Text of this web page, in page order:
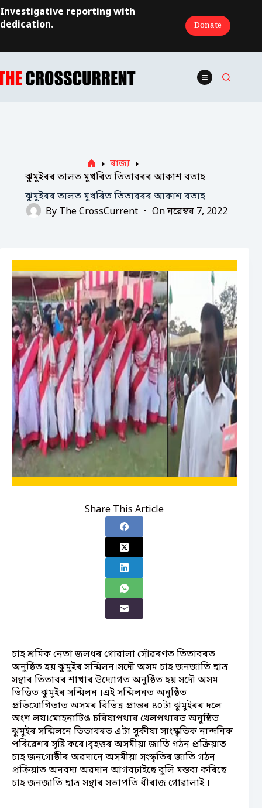
Skip
to
content
Investigative reporting with
dedication.
Donate
Home
ৰাজ্য
ঝুমুইৰৰ তালত মুখৰিত তিতাবৰৰ আকাশ বতাহ
ঝুমুইৰৰ তালত মুখৰিত তিতাবৰৰ আকাশ বতাহ
By The CrossCurrent On নৱেম্বৰ 7, 2022
Share This Article
চাহ শ্ৰমিক নেতা জলধৰ গোৱালা সোঁৱৰণত তিতাবৰত
অনুষ্ঠিত হয় ঝুমুইৰ সন্মিলন।সদৌ অসম চাহ জনজাতি ছাত্ৰ
সন্থাৰ তিতাবৰ শাখাৰ উদ্যোগত অনুষ্ঠিত হয় সদৌ অসম
ভিত্তিত ঝুমুইৰ সন্মিলন ।এই সন্মিলনত অনুষ্ঠিত
প্ৰতিযোগিতাত অসমৰ বিভিন্ন প্ৰান্তৰ ৪০টা ঝুমুইৰৰ দলে
অংশ লয়।মোহনাটিঙ চৰিয়াপথাৰ খেলপথাৰত অনুষ্ঠিত
ঝুমুইৰ সন্মিলনে তিতাবৰত এটা সুকীয়া সাংস্কৃতিক নান্দনিক
পৰিৱেশৰ সৃষ্টি কৰে।বৃহত্তৰ অসমীয়া জাতি গঠন প্ৰক্ৰিয়াত
চাহ জনগোষ্ঠীৰ অৱদানে অসমীয়া সংস্কৃতিৰ জাতি গঠন
প্ৰক্ৰিয়াত অনবদ্য অৱদান আগবঢ়াইছে বুলি মন্তব্য কৰিছে
চাহ জনজাতি ছাত্ৰ সন্থাৰ সভাপতি ধীৰাজ গোৱালাই ।